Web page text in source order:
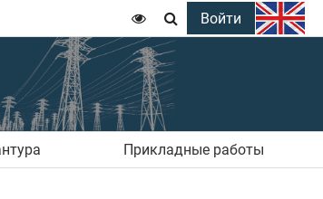
  Войти
Прикладные работы